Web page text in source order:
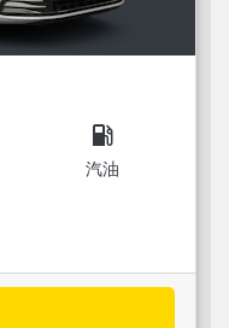
local_gas_station
汽油